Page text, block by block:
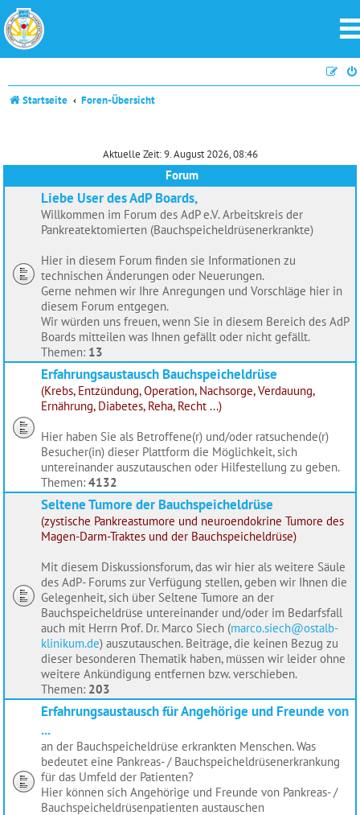
Startseite Foren-Übersicht
Aktuelle Zeit: 9. August 2026, 08:46
Forum
Liebe User des AdP Boards,
Willkommen im Forum des AdP e.V. Arbeitskreis der
Pankreatektomierten (Bauchspeicheldrüsenerkrankte)
Hier in diesem Forum finden sie Informationen zu
technischen Änderungen oder Neuerungen.
Gerne nehmen wir Ihre Anregungen und Vorschläge hier in
diesem Forum entgegen.
Wir würden uns freuen, wenn Sie in diesem Bereich des AdP
Boards mitteilen was Ihnen gefällt oder nicht gefällt.
Themen: 13
Erfahrungsaustausch Bauchspeicheldrüse
(Krebs, Entzündung, Operation, Nachsorge, Verdauung,
Ernährung, Diabetes, Reha, Recht ...)
Hier haben Sie als Betroffene(r) und/oder ratsuchende(r)
Besucher(in) dieser Plattform die Möglichkeit, sich
untereinander auszutauschen oder Hilfestellung zu geben.
Themen: 4132
Seltene Tumore der Bauchspeicheldrüse
(zystische Pankreastumore und neuroendokrine Tumore des
Magen-Darm-Traktes und der Bauchspeicheldrüse)
Mit diesem Diskussionsforum, das wir hier als weitere Säule
des AdP- Forums zur Verfügung stellen, geben wir Ihnen die
Gelegenheit, sich über Seltene Tumore an der
Bauchspeicheldrüse untereinander und/oder im Bedarfsfall
auch mit Herrn Prof. Dr. Marco Siech (marco.siech@ostalb-
klinikum.de) auszutauschen. Beiträge, die keinen Bezug zu
dieser besonderen Thematik haben, müssen wir leider ohne
weitere Ankündigung entfernen bzw. verschieben.
Themen: 203
Erfahrungsaustausch für Angehörige und Freunde von
...
an der Bauchspeicheldrüse erkrankten Menschen. Was
bedeutet eine Pankreas- / Bauchspeicheldrüsenerkrankung
für das Umfeld der Patienten?
Hier können sich Angehörige und Freunde von Pankreas- /
Bauchspeicheldrüsenpatienten austauschen